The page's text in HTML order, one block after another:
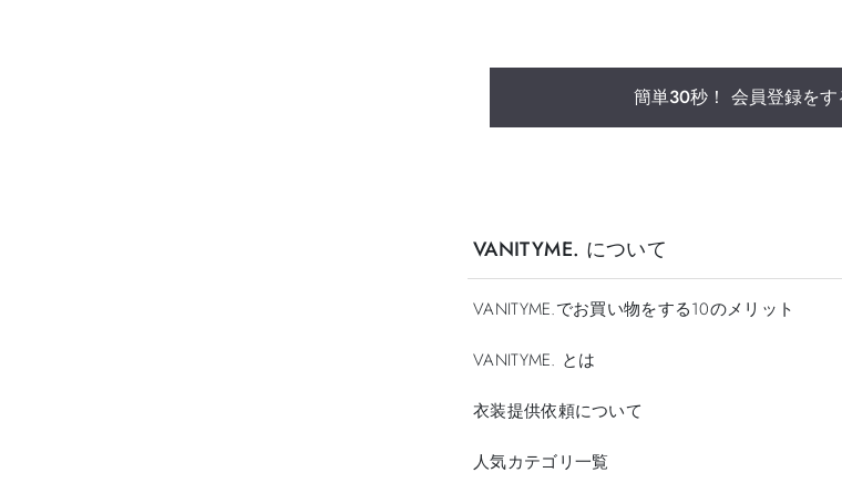
簡単30秒！ 会員登録をす
VANITYME. について
VANITYME.でお買い物をする10のメリット
VANITYME. とは
衣装提供依頼について
人気カテゴリ一覧